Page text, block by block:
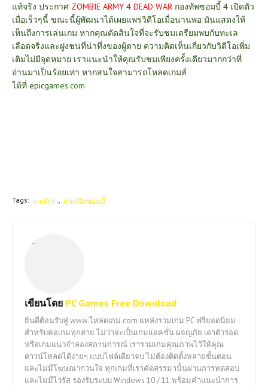
แท้จริง ประกาศ ZOMBIE ARMY 4 DEAD WAR กองทัพซอมบี้ 4 เปิดตัว
เมื่อเร็วๆนี้ ขณะนี้ผู้พัฒนาได้เผยแพร่วิดีโอเมื่อนานพอ มันแสดงให้
เห็นถึงการเล่นเกม หากคุณตัดสินใจที่จะรับชมเตรียมพบกับทะเล
เลือดจริงและฝูงชนที่น่าทึ่งของผู้ตาย ความคิดเห็นเกี่ยวกับวิดีโอเพิ่ม
เติมไม่มีจุดหมาย เราแนะนำให้คุณรับชมเพียงครั้งเดียวมากกว่าที่
อ่านมาเป็นร้อยเท่า หากสนใจสามารถโหลดเกมส์
ได้ที่ epicgames.com
Tags: เกมส์เก่า เกมส์ยิงซอมบี้
เขียนโดย PC Games Free Download
ยินดีต้อนรับสู่ www.โหลดเกม.com แหล่งรวมเกม PC ฟรียอดนิยม
สำหรับคอเกมทุกสาย ไม่ว่าจะเป็นเกมแอคชั่น ผจญภัย เอาตัวรอด
หรือเกมแนวจำลองสถานการณ์ เรารวมเกมคุณภาพไว้ให้คุณ
ดาวน์โหลดได้ง่ายๆ แบบไฟล์เดียวจบ ไม่ต้องติดตั้งหลายขั้นตอน
และไม่มีโฆษณากวนใจ ทุกเกมที่เราคัดสรรมานั้นผ่านการทดสอบ
และไม่มีไวรัส รองรับระบบ Windows 10 / 11 พร้อมคำแนะนำการ